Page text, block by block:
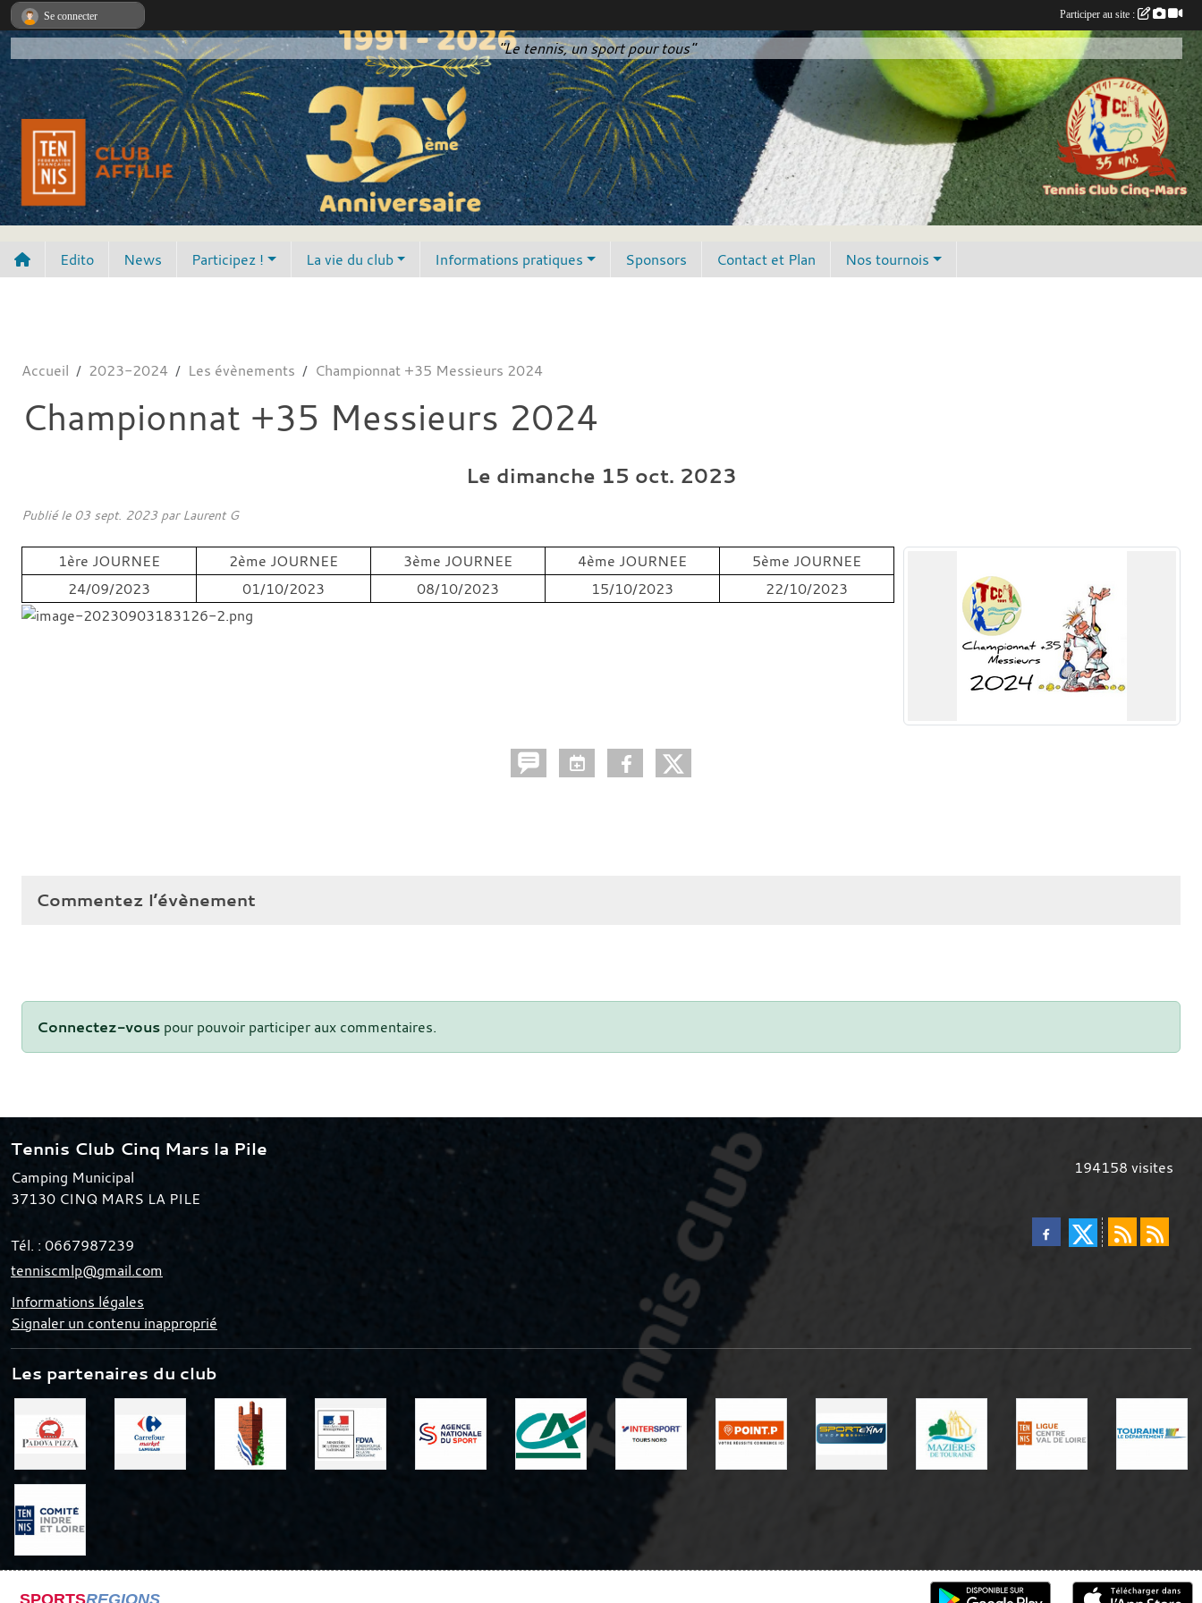
"Le tennis, un sport pour tous"
Edito News Participez ! La vie du club Informations pratiques Sponsors Contact et Plan Nos tournois
Accueil 2023-2024 Les évènements Championnat +35 Messieurs 2024
Championnat +35 Messieurs 2024
Le dimanche 15 oct. 2023
Publié le 03 sept. 2023par Laurent G
1ère JOURNEE 2ème JOURNEE 3ème JOURNEE 4ème JOURNEE
5ème JOURNEE
24/09/2023
01/10/2023 08/10/2023 15/10/2023 22/10/2023
Commentez l’évènement
Connectez-vous pour pouvoir participer aux commentaires.
Tennis Club Cinq Mars la Pile
Camping Municipal
37130 CINQ MARS LA PILE
Tél. : 0667987239
tenniscmlp@gmail.com
Informations légales
Signaler un contenu inapproprié
194158 visites
Les partenaires du club
SPORTSREGIONS
Se connecter Participer au site :
Panneau de gestion des cookies